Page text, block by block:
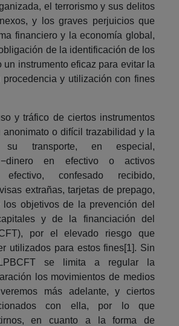
el terrorismo y sus delitos
y los graves perjuicios que
financiero y la economía global,
de la identificación de los
un instrumento eficaz para evitar la
y utilización con fines
y tráfico de ciertos instrumentos
anonimato o difícil trazabilidad y la
transporte, en especial,
−dinero en efectivo o activos
confesado recibido,
extrañas, tarjetas de prepago,
objetivos de la prevención del
y de la financiación del
por el elevado riesgo que
utilizados para estos fines[1]. Sin
se limita a regular la
los movimientos de medios
más adelante, y ciertos
con ella, por lo que
en cuanto a la forma de